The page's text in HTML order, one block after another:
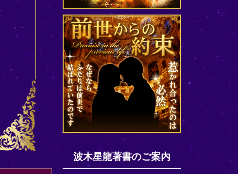
波木星龍著書のご案内